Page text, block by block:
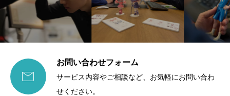

お問い合わせフォーム
サービス内容やご相談など、お気軽にお問い合わ
せください。